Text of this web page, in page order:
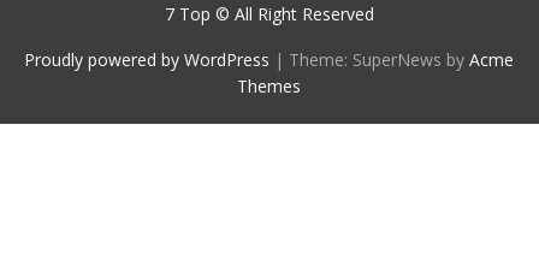
7 Top © All Right Reserved
Proudly powered by WordPress | Theme: SuperNews byAcme
Themes